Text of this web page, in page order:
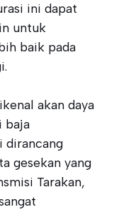
ini dapat
untuk
baik pada
akan daya
baja
dirancang
gesekan yang
Tarakan,